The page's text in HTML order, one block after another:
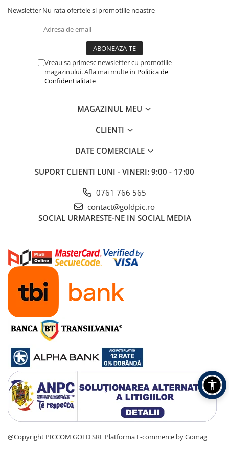
Newsletter Nu rata ofertele si promotiile noastre
Vreau sa primesc newsletter cu promotiile
magazinului. Afla mai multe in Politica de
Confidentialitate
MAGAZINUL MEU
CLIENTI
DATE COMERCIALE
SUPORT CLIENTI LUNI - VINERI: 9:00 - 17:00
0761 766 565
contact@goldpic.ro
SOCIAL URMARESTE-NE IN SOCIAL MEDIA
@Copyright PICCOM GOLD SRL Platforma E-commerce by Gomag